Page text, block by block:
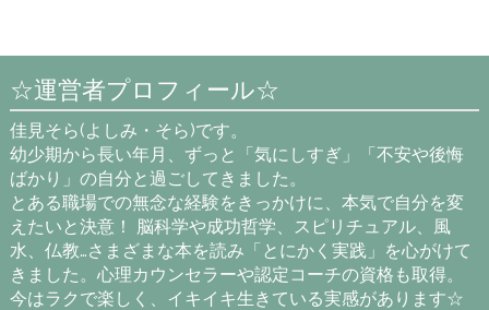
☆運営者プロフィール☆
佳見そら(よしみ・そら)です。
幼少期から長い年月、ずっと「気にしすぎ」「不安や後悔
ばかり」の自分と過ごしてきました。
とある職場での無念な経験をきっかけに、本気で自分を変
えたいと決意！ 脳科学や成功哲学、スピリチュアル、風
水、仏教…さまざまな本を読み「とにかく実践」を心がけて
きました。心理カウンセラーや認定コーチの資格も取得。
今はラクで楽しく、イキイキ生きている実感があります☆